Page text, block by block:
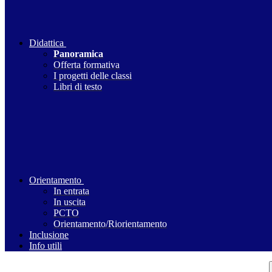
Didattica
Panoramica
Offerta formativa
I progetti delle classi
Libri di testo
Orientamento
In entrata
In uscita
PCTO
Orientamento/Riorientamento
Inclusione
Info utili